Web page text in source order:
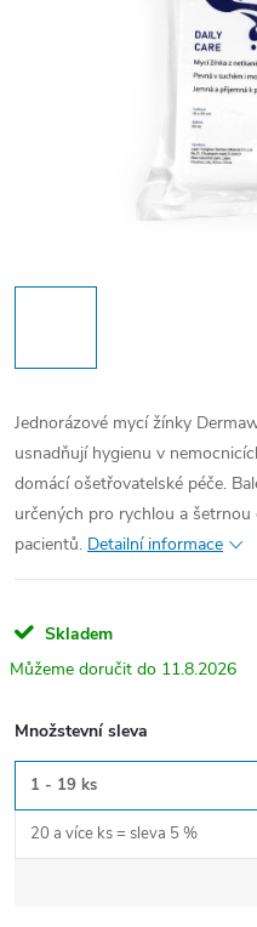
Jednorázové mycí žínky
usnadňují hygienu v
domácí ošetřovatelské péče.
určených pro rychlou a
pacientů. Detailní informace
Skladem
11.8.2026
Množstevní sleva
1 - 19 ks
20 a více ks = sleva 5 %